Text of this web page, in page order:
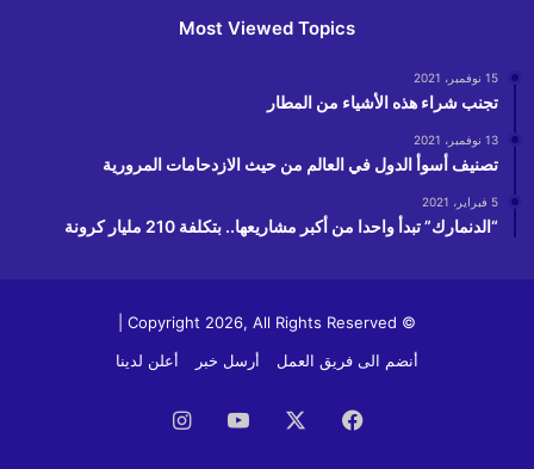
Most Viewed Topics
15 نوفمبر، 2021
تجنب شراء هذه الأشياء من المطار
13 نوفمبر، 2021
تصنيف أسوأ الدول في العالم من حيث الازدحامات المرورية
5 فبراير، 2021
“الدنمارك” تبدأ واحدا من أكبر مشاريعها.. بتكلفة 210 مليار كرونة
© Copyright 2026, All Rights Reserved |
أنضم الى فريق العمل
أرسل خبر أعلن لدينا
فيسبوك ‫YouTube